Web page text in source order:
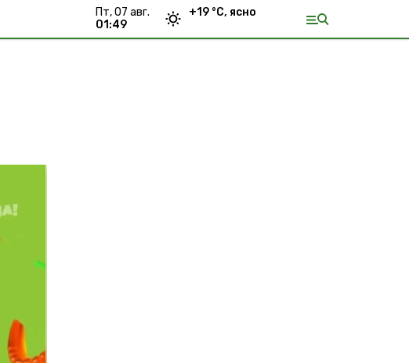
пт, 07 авг.
01:49
+19 °С, ясно